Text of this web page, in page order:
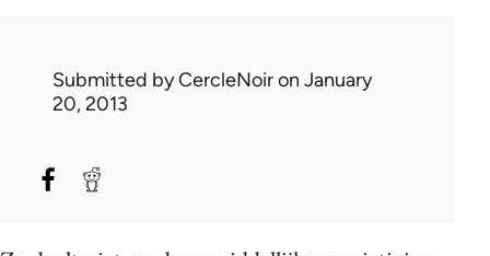
Submitted byCercleNoiron January
20, 2013